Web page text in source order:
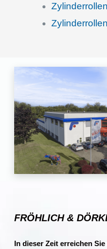
FRÖHLICH &
In dieser Zeit erreichen Sie